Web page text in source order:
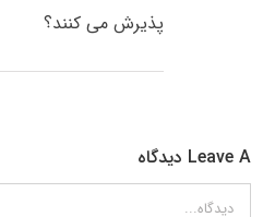
پذیرش می کنند؟
Leave A دیدگاه
دیدگاه